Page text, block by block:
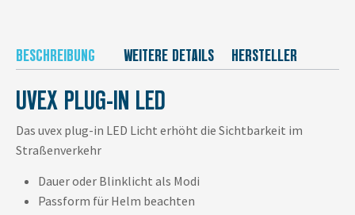
BESCHREIBUNG WEITERE DETAILS HERSTELLER
UVEX PLUG-IN LED
Das uvex plug-in LED Licht erhöht die Sichtbarkeit im
Straßenverkehr
Dauer oder Blinklicht als Modi
Passform für Helm beachten